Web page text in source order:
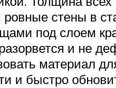
стены в
под слоем
и не
материал
и быстро